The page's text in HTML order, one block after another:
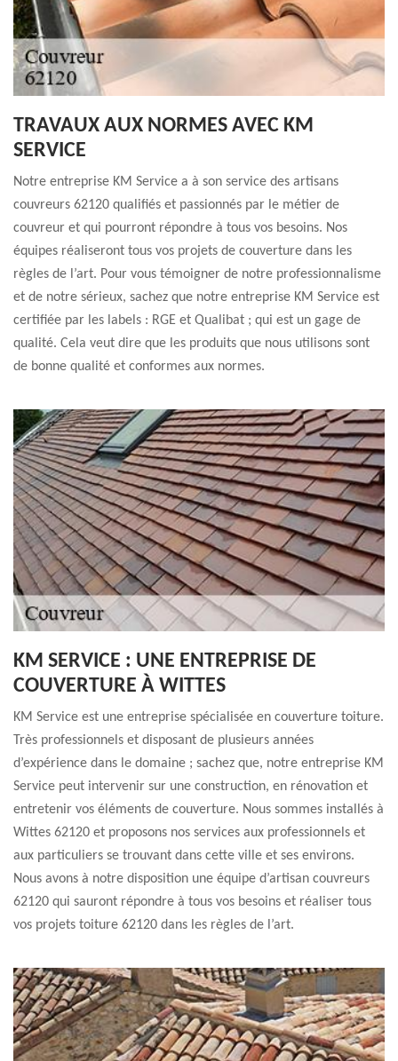
TRAVAUX AUX NORMES AVEC KM
SERVICE
Notre entreprise KM Service a à son service des artisans
couvreurs 62120 qualifiés et passionnés par le métier de
couvreur et qui pourront répondre à tous vos besoins. Nos
équipes réaliseront tous vos projets de couverture dans les
règles de l’art. Pour vous témoigner de notre professionnalisme
et de notre sérieux, sachez que notre entreprise KM Service est
certifiée par les labels : RGE et Qualibat ; qui est un gage de
qualité. Cela veut dire que les produits que nous utilisons sont
de bonne qualité et conformes aux normes.
KM SERVICE : UNE ENTREPRISE DE
COUVERTURE À WITTES
KM Service est une entreprise spécialisée en couverture toiture.
Très professionnels et disposant de plusieurs années
d’expérience dans le domaine ; sachez que, notre entreprise KM
Service peut intervenir sur une construction, en rénovation et
entretenir vos éléments de couverture. Nous sommes installés à
Wittes 62120 et proposons nos services aux professionnels et
aux particuliers se trouvant dans cette ville et ses environs.
Nous avons à notre disposition une équipe d’artisan couvreurs
62120 qui sauront répondre à tous vos besoins et réaliser tous
vos projets toiture 62120 dans les règles de l’art.